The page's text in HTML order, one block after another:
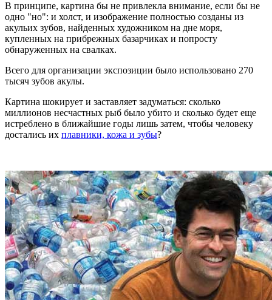
В принципе, картина бы не привлекла внимание, если бы не
одно "но": и холст, и изображение полностью созданы из
акульих зубов, найденных художником на дне моря,
купленных на прибрежных базарчиках и попросту
обнаруженных на свалках.
Всего для организации экспозиции было использовано 270
тысяч зубов акулы.
Картина шокирует и заставляет задуматься: сколько
миллионов несчастных рыб было убито и сколько будет еще
истреблено в ближайшие годы лишь затем, чтобы человеку
достались их плавники, кожа и зубы?